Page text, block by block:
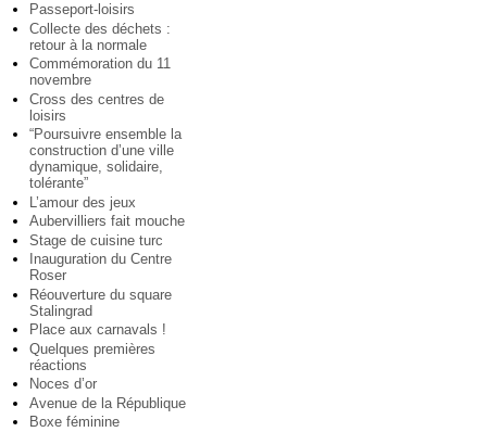
Passeport-loisirs
Collecte des déchets :
retour à la normale
Commémoration du 11
novembre
Cross des centres de
loisirs
“Poursuivre ensemble la
construction d’une ville
dynamique, solidaire,
tolérante”
L’amour des jeux
Aubervilliers fait mouche
Stage de cuisine turc
Inauguration du Centre
Roser
Réouverture du square
Stalingrad
Place aux carnavals !
Quelques premières
réactions
Noces d’or
Avenue de la République
Boxe féminine